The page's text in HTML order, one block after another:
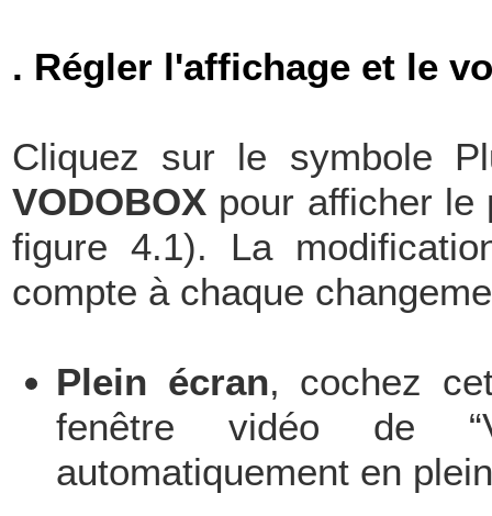
. Régler l'affichage et le
Cliquez sur le symbole
VODOBOX pour afficher le
figure 4.1). La
compte à chaque
Plein écran, cochez
fenêtre vidéo de
automatiquement en